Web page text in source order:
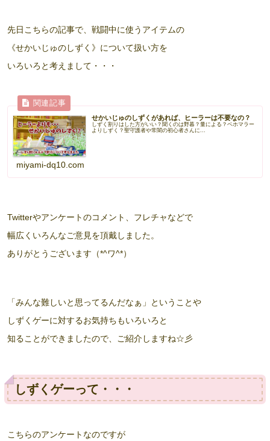
先日こちらの記事で、戦闘中に使うアイテムの
《せかいじゅのしずく》について扱い方を
いろいろと考えまして・・・
せかいじゅのしずくがあれば、ヒーラーは不要なの？
しずく割りはした方がいい？聞くのは野暮？量による？ベホマラー
よりしずく？聖守護者や常闇の初心者さんに...
miyami-dq10.com
Twitterやアンケートのコメント、フレチャなどで
幅広くいろんなご意見を頂戴しました。
ありがとうございます（*^ワ^*）
「みんな難しいと思ってるんだなぁ」ということや
しずくゲーに対するお気持ちもいろいろと
知ることができましたので、ご紹介しますね☆彡
しずくゲーって・・・
こちらのアンケートなのですが